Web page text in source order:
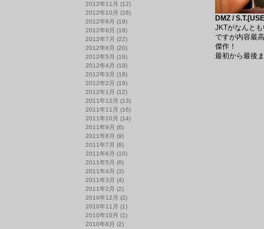
DMZ /
JKTがなんと
ですが内容最
傑作！
最初から最後
2012年11月 (12)
2012年10月 (18)
2012年9月 (19)
2012年8月 (18)
2012年7月 (22)
2012年6月 (20)
2012年5月 (16)
2012年4月 (19)
2012年3月 (18)
2012年2月 (19)
2012年1月 (12)
2011年12月 (13)
2011年11月 (16)
2011年10月 (14)
2011年9月 (6)
2011年8月 (9)
2011年7月 (8)
2011年6月 (10)
2011年5月 (6)
2011年4月 (3)
2011年3月 (4)
2011年2月 (2)
2010年12月 (2)
2010年11月 (1)
2010年10月 (1)
2010年8月 (2)